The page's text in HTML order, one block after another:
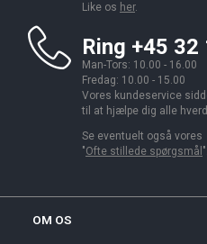
Like os her.
Ring +45 32
Man-Tors: 10.00 - 16.00
Fredag: 10.00 - 15.00
Vores kundeservice
til at hjælpe dig alle
Se eventuelt også vores
"Ofte stillede spørgsmål ".
OM OS